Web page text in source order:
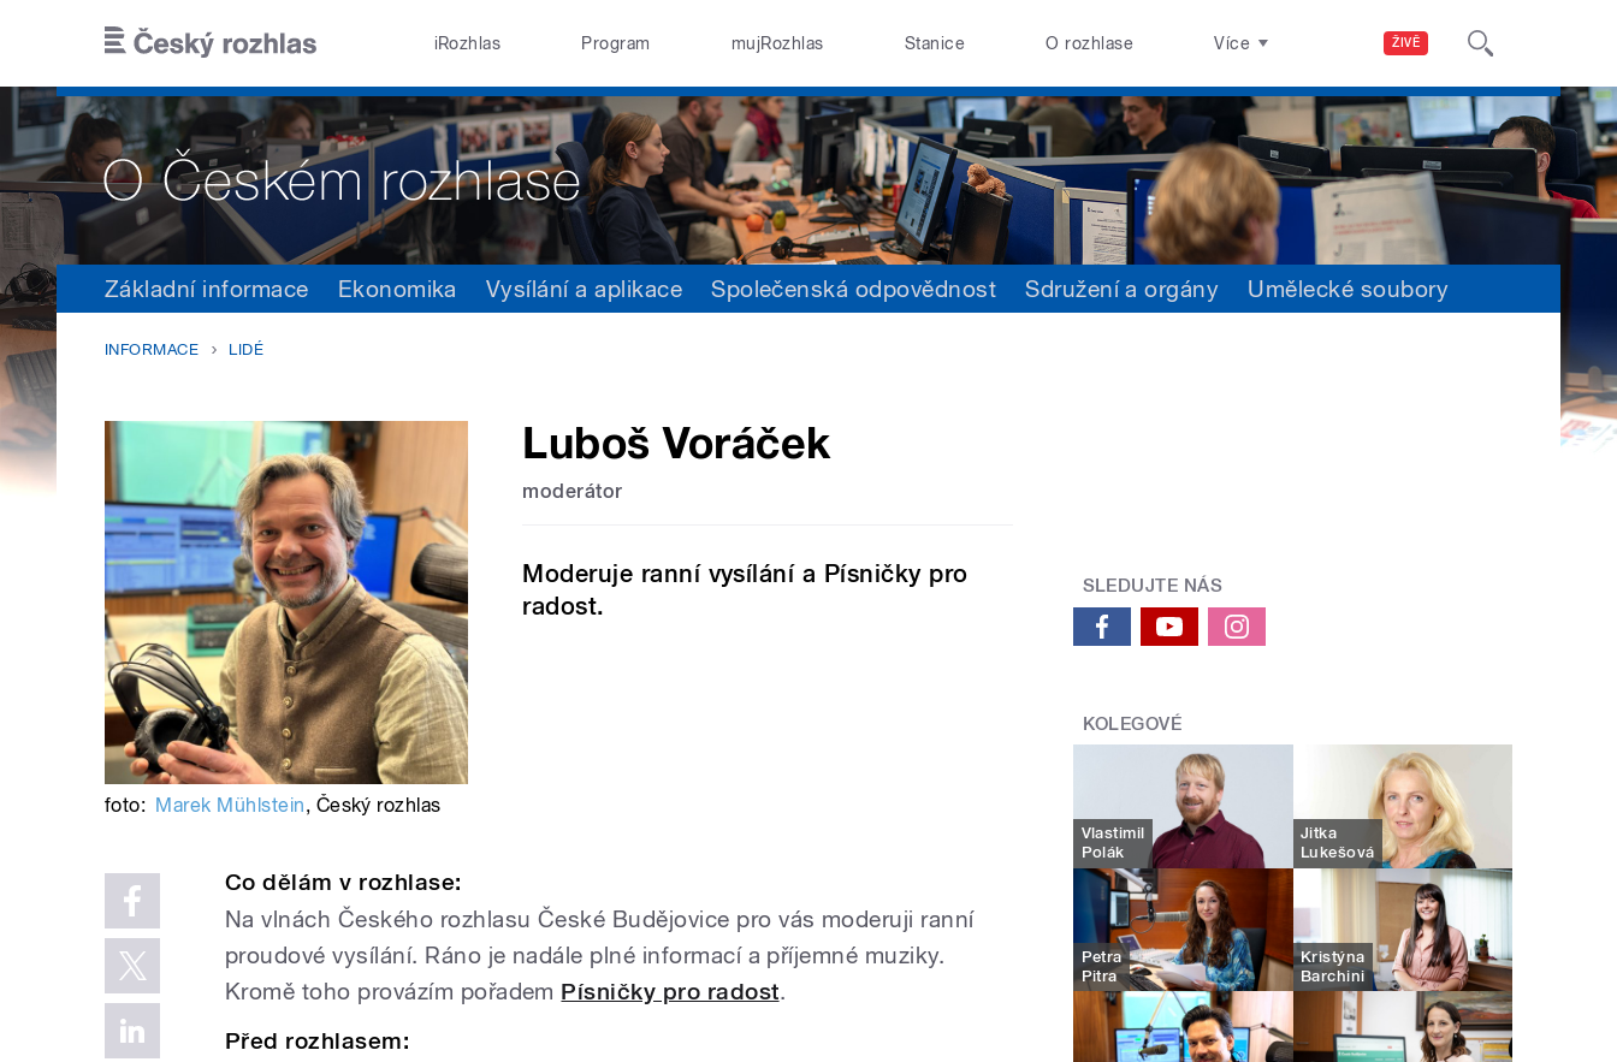
ŽIVĚ
iRozhlas Program mujRozhlas Stanice O rozhlase Více
Základní informace Ekonomika Vysílání a aplikace Společenská odpovědnost Sdružení a orgány Umělecké soubory
INFORMACE LIDÉ
Luboš Voráček
moderátor
Moderuje ranní vysílání a Písničky pro
radost.
foto: Marek Mühlstein, Český rozhlas
Co dělám v rozhlase:
Na vlnách Českého rozhlasu České Budějovice pro vás moderuji ranní
proudové vysílání. Ráno je nadále plné informací a příjemné muziky.
Kromě toho provázím pořadem Písničky pro radost.
Před rozhlasem:
SLEDUJTE NÁS
KOLEGOVÉ
Vlastimil
Polák
Jitka
Lukešová
Petra
Pitra
Kristýna
Barchini